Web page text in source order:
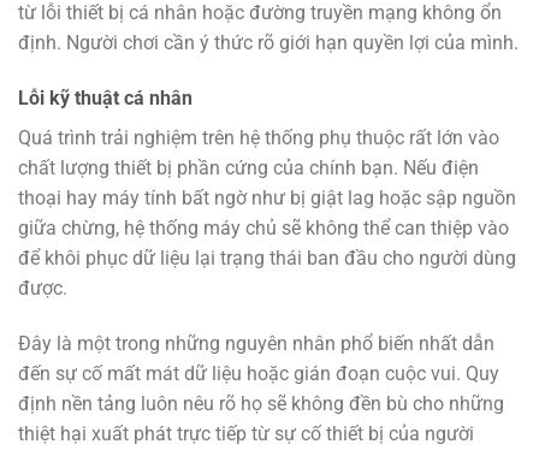
từ lỗi thiết bị cá nhân hoặc đường truyền mạng không ổn
định. Người chơi cần ý thức rõ giới hạn quyền lợi của mình.
Lỗi kỹ thuật cá nhân
Quá trình trải nghiệm trên hệ thống phụ thuộc rất lớn vào
chất lượng thiết bị phần cứng của chính bạn. Nếu điện
thoại hay máy tính bất ngờ như bị giật lag hoặc sập nguồn
giữa chừng, hệ thống máy chủ sẽ không thể can thiệp vào
để khôi phục dữ liệu lại trạng thái ban đầu cho người dùng
được.
Đây là một trong những nguyên nhân phổ biến nhất dẫn
đến sự cố mất mát dữ liệu hoặc gián đoạn cuộc vui. Quy
định nền tảng luôn nêu rõ họ sẽ không đền bù cho những
thiệt hại xuất phát trực tiếp từ sự cố thiết bị của người